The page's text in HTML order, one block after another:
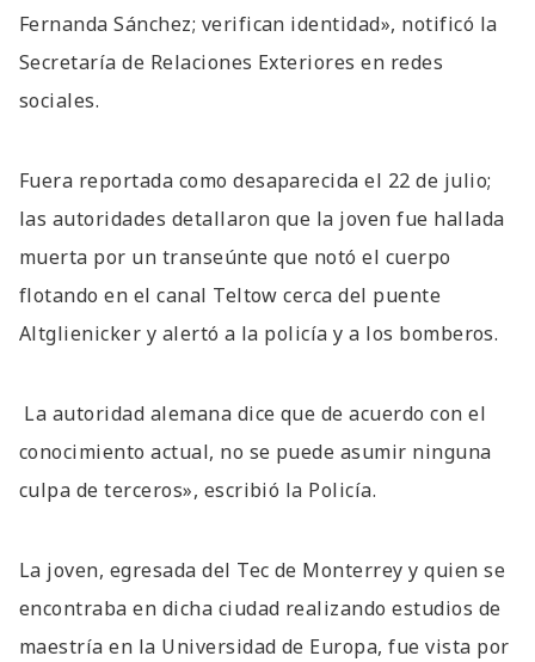
Fernanda Sánchez; verifican identidad», notificó la
Secretaría de Relaciones Exteriores en redes
sociales.
Fuera reportada como desaparecida el 22 de julio;
las autoridades detallaron que la joven fue hallada
muerta por un transeúnte que notó el cuerpo
flotando en el canal Teltow cerca del puente
Altglienicker y alertó a la policía y a los bomberos.
La autoridad alemana dice que de acuerdo con el
conocimiento actual, no se puede asumir ninguna
culpa de terceros», escribió la Policía.
La joven, egresada del Tec de Monterrey y quien se
encontraba en dicha ciudad realizando estudios de
maestría en la Universidad de Europa, fue vista por